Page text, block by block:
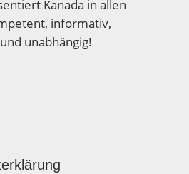
Kanada in allen
informativ,
unabhängig!